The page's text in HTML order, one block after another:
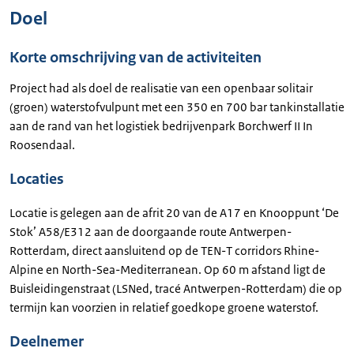
Doel
Korte omschrijving van de activiteiten
Project had als doel de realisatie van een openbaar solitair
(groen) waterstofvulpunt met een 350 en 700 bar tankinstallatie
aan de rand van het logistiek bedrijvenpark Borchwerf II In
Roosendaal.
Locaties
Locatie is gelegen aan de afrit 20 van de A17 en Knooppunt ‘De
Stok’ A58/E312 aan de doorgaande route Antwerpen-
Rotterdam, direct aansluitend op de TEN-T corridors Rhine-
Alpine en North-Sea-Mediterranean. Op 60 m afstand ligt de
Buisleidingenstraat (LSNed, tracé Antwerpen-Rotterdam) die op
termijn kan voorzien in relatief goedkope groene waterstof.
Deelnemer